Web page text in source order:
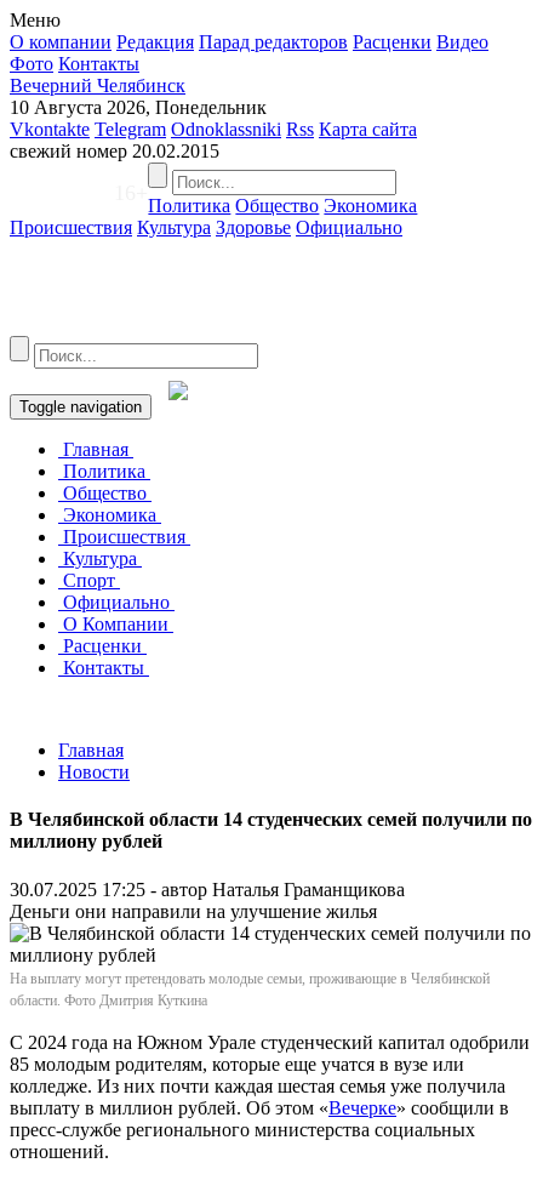
Меню
О компании Редакция Парад редакторов Расценки Видео
Фото Контакты
Вечерний Челябинск
10 Августа 2026, Понедельник
Vkontakte Telegram Odnoklassniki Rss Карта сайта
свежий номер 20.02.2015
16+
Политика Общество Экономика
Происшествия Культура Здоровье Официально
Toggle navigation
Главная
Политика
Общество
Экономика
Происшествия
Культура
Спорт
Официально
О Компании
Расценки
Контакты
Главная
Новости
В Челябинской области 14 студенческих семей получили по
миллиону рублей
30.07.2025 17:25 - автор Наталья Граманщикова
Деньги они направили на улучшение жилья
На выплату могут претендовать молодые семьи, проживающие в Челябинской
области. Фото Дмитрия Куткина
С 2024 года на Южном Урале студенческий капитал одобрили
85 молодым родителям, которые еще учатся в вузе или
колледже. Из них почти каждая шестая семья уже получила
выплату в миллион рублей. Об этом «Вечерке» сообщили в
пресс-службе регионального министерства социальных
отношений.